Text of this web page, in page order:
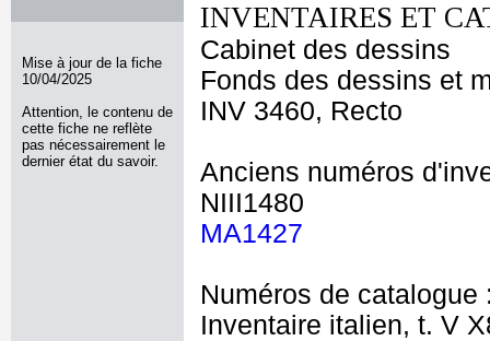
Mise à jour de la fiche
10/04/2025
Attention, le contenu de
cette fiche ne reflète
pas nécessairement le
dernier état du savoir.
INVENTAIRES ET
Cabinet des dessins
Fonds des dessins et
INV 3460, Recto
Anciens numéros
NIII1480
MA1427
Numéros de catalogue
Inventaire italien, t. V